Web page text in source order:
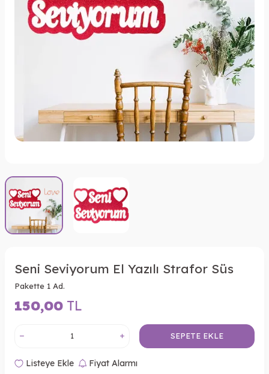
Seni Seviyorum El Yazılı Strafor Süs
Pakette 1 Ad.
150,00 TL
SEPETE EKLE
Listeye Ekle Fiyat Alarmı